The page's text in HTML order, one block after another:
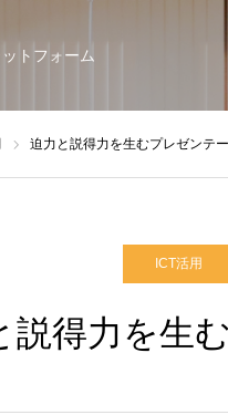
トフォーム
迫力と説得力を生むプレゼンテ
ICT活用
説得力を生